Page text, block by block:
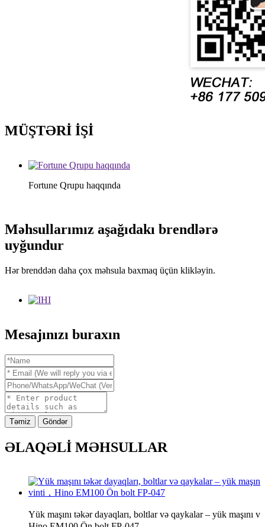
MÜŞTƏRİ İŞİ
Fortune Qrupu haqqında
Məhsullarımız aşağıdakı brendlərə
uyğundur
Hər brenddən daha çox məhsula baxmaq üçün klikləyin.
Mesajınızı buraxın
Təmiz Göndər
ƏLAQƏLİ MƏHSULLAR
Yük maşını təkər dayaqları, boltlar və qaykalar – yük maşını